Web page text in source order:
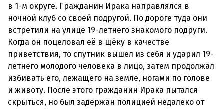
в 1-м округе. Гражданин Ирака направлялся в
ночной клуб со своей подругой. По дороге туда они
встретили на улице 19-летнего знакомого подруги.
Когда он поцеловал её в щёку в качестве
приветствия, то спутник вышел из себя и ударил 19-
летнего молодого человека в лицо, затем продолжал
избивать его, лежащего на земле, ногами по голове
и животу. После этого гражданин Ирака пытался
скрыться, но был задержан полицией недалеко от